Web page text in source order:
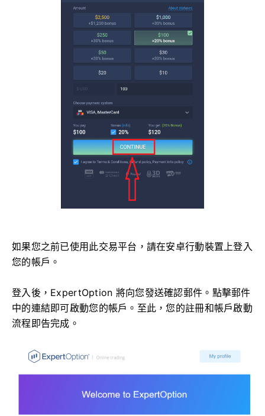
如果您之前已使用此交易平台，請在安卓行動裝置上登入
您的帳戶。
登入後，ExpertOption 將向您發送確認郵件。點擊郵件
中的連結即可啟動您的帳戶。至此，您的註冊和帳戶啟動
流程即告完成。